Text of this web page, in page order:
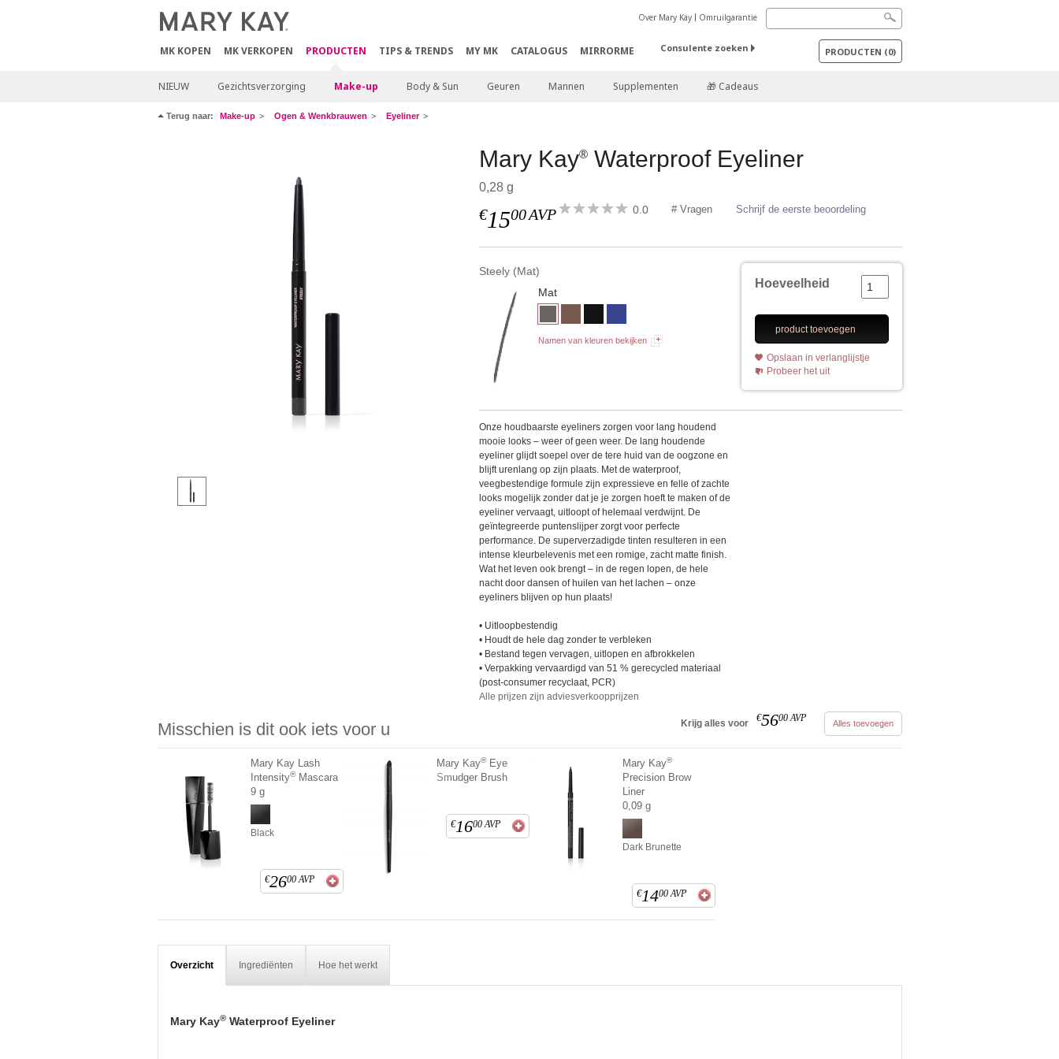
MK KOPEN MK VERKOPEN PRODUCTEN TIPS & TRENDS MY MK CATALOGUS MIRRORME
Over Mary Kay Omruilgarantie
Consulente zoeken PRODUCTEN (0)
NIEUW Gezichtsverzorging Make-up Body & Sun Geuren Mannen Supplementen 🎁 Cadeaus
Terug naar: Make-up Ogen & Wenkbrauwen Eyeliner
Mary Kay® Waterproof Eyeliner
0,28 g
€1500AVP 0.0 # Vragen Schrijf de eerste beoordeling
Steely (Mat)
Mat
Namen van kleuren bekijken
Hoeveelheid
product toevoegen
Opslaan in verlanglijstje
Probeer het uit
Onze houdbaarste eyeliners zorgen voor lang houdend
mooie looks – weer of geen weer. De lang houdende
eyeliner glijdt soepel over de tere huid van de oogzone en
blijft urenlang op zijn plaats. Met de waterproof,
veegbestendige formule zijn expressieve en felle of zachte
looks mogelijk zonder dat je je zorgen hoeft te maken of de
eyeliner vervaagt, uitloopt of helemaal verdwijnt. De
geïntegreerde puntenslijper zorgt voor perfecte
performance. De superverzadigde tinten resulteren in een
intense kleurbelevenis met een romige, zacht matte finish.
Wat het leven ook brengt – in de regen lopen, de hele
nacht door dansen of huilen van het lachen – onze
eyeliners blijven op hun plaats!
• Uitloopbestendig
• Houdt de hele dag zonder te verbleken
• Bestand tegen vervagen, uitlopen en afbrokkelen
• Verpakking vervaardigd van 51 % gerecycled materiaal
(post-consumer recyclaat, PCR)
Alle prijzen zijn adviesverkoopprijzen
Misschien is dit ook iets voor u Krijg alles voor €5600 AVP Alles toevoegen
Mary Kay Lash
Intensity®Mascara
9 g
Black
€2600 AVP
Mary Kay®Eye
Smudger Brush
€1600 AVP
Mary Kay®
Precision Brow
Liner
0,09 g
Dark Brunette
€1400 AVP
Overzicht Ingrediënten Hoe het werkt
Mary Kay®Waterproof Eyeliner